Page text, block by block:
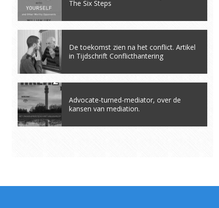
The Six Steps
De toekomst zien na het conflict. Artikel
in Tijdschrift Conflicthantering
Advocate-turned-mediator, over de
kansen van mediation.